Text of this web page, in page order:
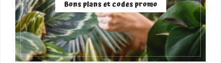
Bons plans et codes promo